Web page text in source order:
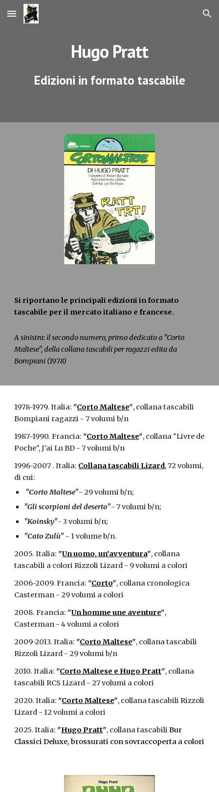
Skip to main content Skip to navigation
Hugo Pratt
Edizioni in formato tascabile
Si riportano le principali edizioni in formato
tascabile per il mercato italiano e francese.
A sinistra: il secondo numero, primo dedicato a "Corto
Maltese", della collana tascabili per ragazzi edita da
Bompiani (1978)
1978-1979. Italia: "Corto Maltese", collana tascabili
Bompiani ragazzi - 7 volumi b/n
1987-1990. Francia: "Corto Maltese", collana "Livre de
Poche", J'ai Lu BD - 7 volumi b/n
1996-2007 . Italia: Collana tascabili Lizard, 72 volumi,
di cui:
"Corto Maltese"- 29 volumi b/n;
"Gli scorpioni del deserto"- 7 volumi b/n;
"Koinsky"- 3 volumi b/n;
"Cato Zulù" - 1 volume b/n.
2005. Italia: "Un uomo, un'avventura", collana
tascabili a colori Rizzoli Lizard - 9 volumi a colori
2006-2009. Francia: "Corto", collana cronologica
Casterman - 29 volumi a colori
2008. Francia: "Un homme une aventure",
Casterman - 4 volumi a colori
2009-2013. Italia: "Corto Maltese", collana tascabili
Rizzoli Lizard - 29 volumi b/n
2010. Italia: "Corto Maltese e Hugo Pratt", collana
tascabili RCS Lizard - 27 volumi a colori
2020. Italia: "Corto Maltese", collana tascabili Rizzoli
Lizard - 12 volumi a colori
2025. Italia: "Hugo Pratt", collana tascabiliBur
Classici Deluxe, brossurati con sovraccoperta a colori